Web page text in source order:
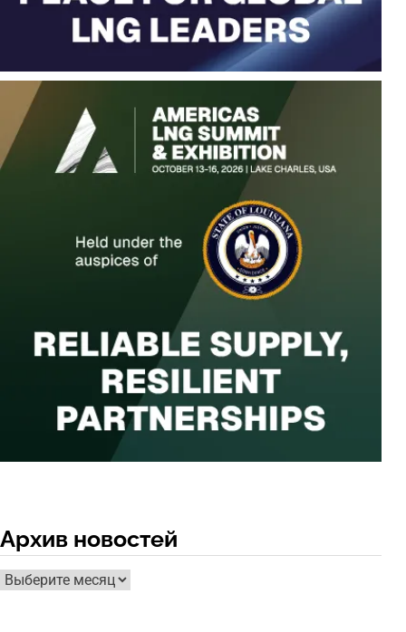
Архив новостей
Архив
новостей